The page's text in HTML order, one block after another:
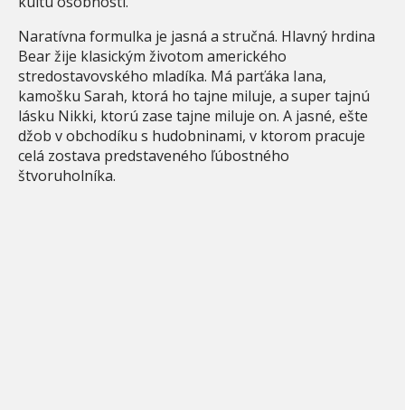
Naratívna formulka je jasná a stručná. Hlavný hrdina
Bear žije klasickým životom amerického
stredostavovského mladíka. Má parťáka Iana,
kamošku Sarah, ktorá ho tajne miluje, a super tajnú
lásku Nikki, ktorú zase tajne miluje on. A jasné, ešte
džob v obchodíku s hudobninami, v ktorom pracuje
celá zostava predstaveného ľúbostného
štvoruholníka.